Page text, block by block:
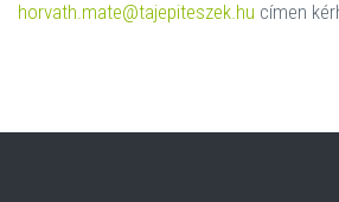
horvath.mate@tajepiteszek.hu címen